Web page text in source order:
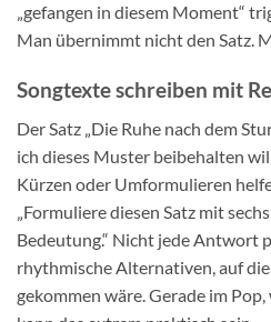
„gefangen in diesem Moment“
Man übernimmt nicht den Satz.
Songtexte schreiben mit
Der Satz „Die Ruhe nach dem
ich dieses Muster beibehalten
Kürzen oder Umformulieren
„Formuliere diesen Satz mit
Bedeutung.“ Nicht jede Antwort
rhythmische Alternativen, auf
gekommen wäre. Gerade im